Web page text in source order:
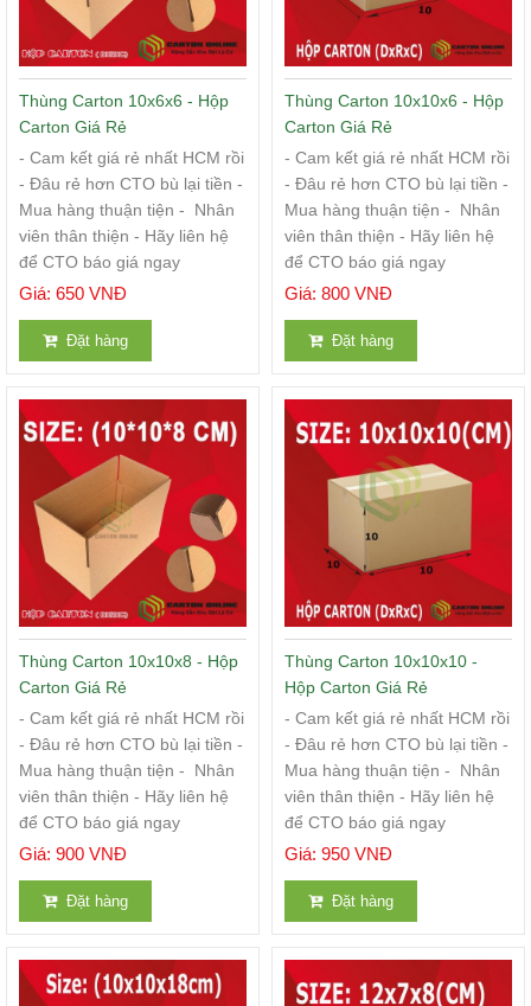
Thùng Carton 10x6x6 - Hộp
Carton Giá Rẻ
- Cam kết giá rẻ nhất HCM rồi
- Đâu rẻ hơn CTO bù lại tiền -
Mua hàng thuận tiện - Nhân
viên thân thiện - Hãy liên hệ
để CTO báo giá ngay
Giá: 650 VNĐ
Đặt hàng
Thùng Carton 10x10x6 - Hộp
Carton Giá Rẻ
- Cam kết giá rẻ nhất HCM rồi
- Đâu rẻ hơn CTO bù lại tiền -
Mua hàng thuận tiện - Nhân
viên thân thiện - Hãy liên hệ
để CTO báo giá ngay
Giá: 800 VNĐ
Đặt hàng
Thùng Carton 10x10x8 - Hộp
Carton Giá Rẻ
- Cam kết giá rẻ nhất HCM rồi
- Đâu rẻ hơn CTO bù lại tiền -
Mua hàng thuận tiện - Nhân
viên thân thiện - Hãy liên hệ
để CTO báo giá ngay
Giá: 900 VNĐ
Đặt hàng
Thùng Carton 10x10x10 -
Hộp Carton Giá Rẻ
- Cam kết giá rẻ nhất HCM rồi
- Đâu rẻ hơn CTO bù lại tiền -
Mua hàng thuận tiện - Nhân
viên thân thiện - Hãy liên hệ
để CTO báo giá ngay
Giá: 950 VNĐ
Đặt hàng